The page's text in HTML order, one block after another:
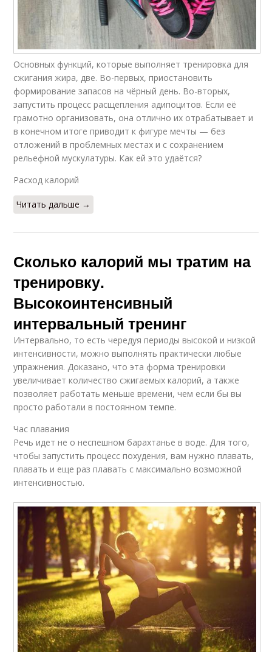
Основных функций, которые выполняет тренировка для
сжигания жира, две. Во-первых, приостановить
формирование запасов на чёрный день. Во-вторых,
запустить процесс расщепления адипоцитов. Если её
грамотно организовать, она отлично их отрабатывает и
в конечном итоге приводит к фигуре мечты — без
отложений в проблемных местах и с сохранением
рельефной мускулатуры. Как ей это удаётся?
Расход калорий
Читать дальше →
Сколько калорий мы тратим на
тренировку.
Высокоинтенсивный
интервальный тренинг
Интервально, то есть чередуя периоды высокой и низкой
интенсивности, можно выполнять практически любые
упражнения. Доказано, что эта форма тренировки
увеличивает количество сжигаемых калорий, а также
позволяет работать меньше времени, чем если бы вы
просто работали в постоянном темпе.
Час плавания
Речь идет не о неспешном барахтанье в воде. Для того,
чтобы запустить процесс похудения, вам нужно плавать,
плавать и еще раз плавать с максимально возможной
интенсивностью.